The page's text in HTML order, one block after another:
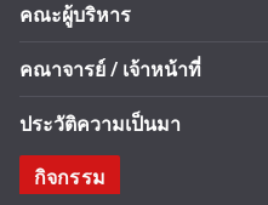
คณะผู้บริหาร
คณาจารย์ / เจ้าหน้าที่
ประวัติความเป็นมา
กิจกรรม